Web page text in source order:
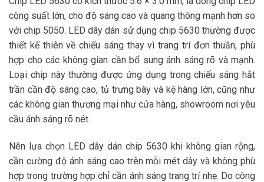
công suất lớn, cho độ sáng cao và quang thông mạnh hơn so
với chip 5050. LED dây dán sử dụng chip 5630 thường được
thiết kế thiên về chiếu sáng thay vì trang trí đơn thuần, phù
hợp cho các không gian cần bổ sung ánh sáng rõ và mạnh.
Loại chip này thường được ứng dụng trong chiếu sáng hắt
trần cần độ sáng cao, tủ trưng bày và kệ hàng lớn, cũng như
các không gian thương mại như cửa hàng, showroom nơi yêu
cầu ánh sáng rõ nét.
Nên lựa chọn LED dây dán chip 5630 khi không gian rộng,
cần cường độ ánh sáng cao trên mỗi mét dây và không phù
hợp trong trường hợp chỉ cần ánh sáng trang trí nhẹ. Do công